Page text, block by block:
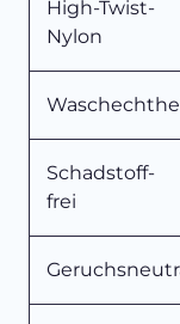
High-Twist-
Nylon
Schadstoff-
frei